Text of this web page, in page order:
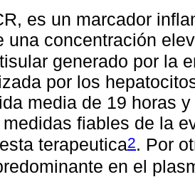
es un marcador
una concentración
generado por la
por los
media de 19 horas
fiables de la
terapeutica2. Por
en el